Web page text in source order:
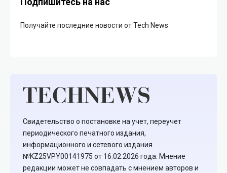
Получайте последние новости от Tech News
Свидетельство о постановке на учет, переучет
периодического печатного издания,
информационного и сетевого издания
№KZ25VPY00141975 от 16.02.2026 года. Мнение
редакции может не совпадать с мнением авторов и